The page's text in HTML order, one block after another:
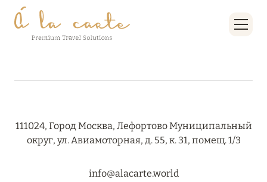
HÔTEL BARRIÈRE LES NEIGES
Подробнее
27 сентября 2024
Подробнее
111024, Город Москва, Лефортово Муниципальный
округ, ул. Авиамоторная, д. 55, к. 31, помещ. 1/3
info@alacarte.world